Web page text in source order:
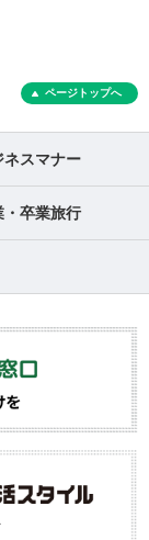
ページトップへ
ネスマナー
・卒業旅行